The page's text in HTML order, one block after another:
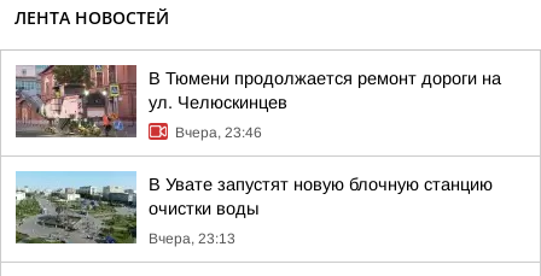
ЛЕНТА НОВОСТЕЙ
В Тюмени продолжается ремонт дороги на
ул. Челюскинцев
Вчера, 23:46
В Увате запустят новую блочную станцию
очистки воды
Вчера, 23:13